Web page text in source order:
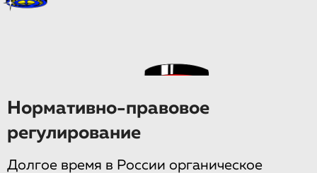
Нормативно-правовое
регулирование
Долгое время в России органическое